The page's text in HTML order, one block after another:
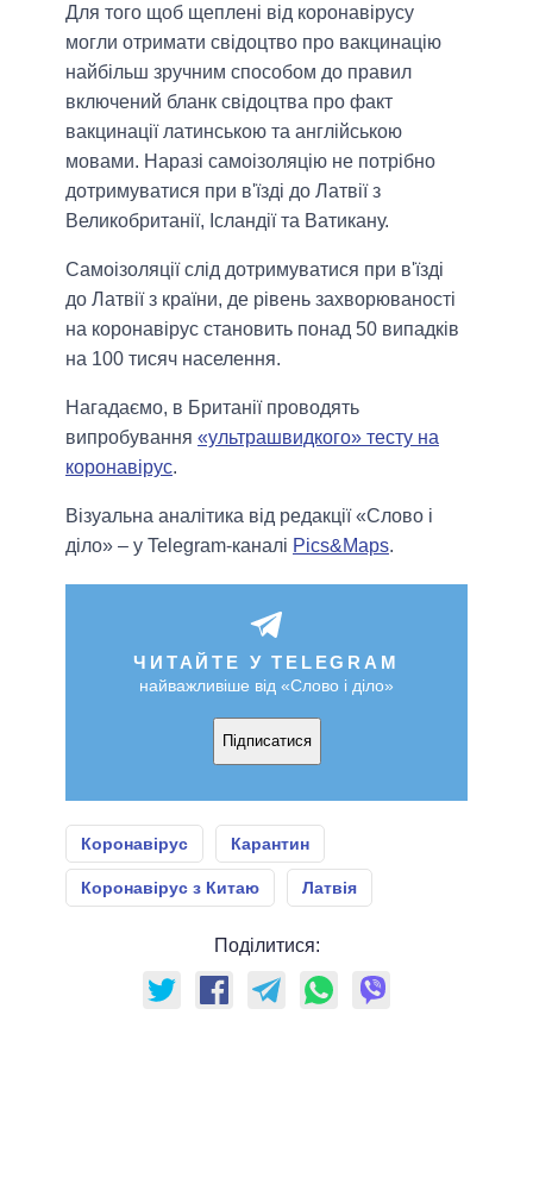
Для того щоб щеплені від коронавірусу
могли отримати свідоцтво про вакцинацію
найбільш зручним способом до правил
включений бланк свідоцтва про факт
вакцинації латинською та англійською
мовами. Наразі самоізоляцію не потрібно
дотримуватися при в'їзді до Латвії з
Великобританії, Ісландії та Ватикану.
Самоізоляції слід дотримуватися при в'їзді
до Латвії з країни, де рівень захворюваності
на коронавірус становить понад 50 випадків
на 100 тисяч населення.
Нагадаємо, в Британії проводять
випробування «ультрашвидкого» тесту на
коронавірус.
Візуальна аналітика від редакції «Слово і
діло» – у Telegram-каналі Pics&Maps.
ЧИТАЙТЕ У TELEGRAM
найважливіше від «Слово і діло»
Підписатися
Коронавірус Карантин
Коронавірус з Китаю Латвія
Поділитися: